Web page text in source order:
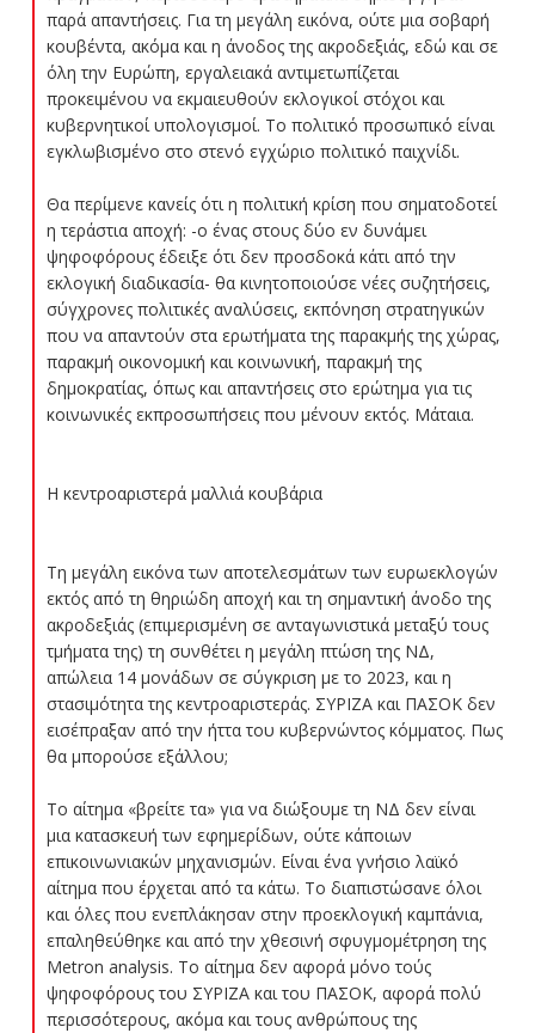
παρά απαντήσεις. Για τη μεγάλη εικόνα, ούτε μια σοβαρή
κουβέντα, ακόμα και η άνοδος της ακροδεξιάς, εδώ και σε
όλη την Ευρώπη, εργαλειακά αντιμετωπίζεται
προκειμένου να εκμαιευθούν εκλογικοί στόχοι και
κυβερνητικοί υπολογισμοί. Το πολιτικό προσωπικό είναι
εγκλωβισμένο στο στενό εγχώριο πολιτικό παιχνίδι.
Θα περίμενε κανείς ότι η πολιτική κρίση που σηματοδοτεί
η τεράστια αποχή: -ο ένας στους δύο εν δυνάμει
ψηφοφόρους έδειξε ότι δεν προσδοκά κάτι από την
εκλογική διαδικασία- θα κινητοποιούσε νέες συζητήσεις,
σύγχρονες πολιτικές αναλύσεις, εκπόνηση στρατηγικών
που να απαντούν στα ερωτήματα της παρακμής της χώρας,
παρακμή οικονομική και κοινωνική, παρακμή της
δημοκρατίας, όπως και απαντήσεις στο ερώτημα για τις
κοινωνικές εκπροσωπήσεις που μένουν εκτός. Μάταια.
Η κεντροαριστερά μαλλιά κουβάρια
Τη μεγάλη εικόνα των αποτελεσμάτων των ευρωεκλογών
εκτός από τη θηριώδη αποχή και τη σημαντική άνοδο της
ακροδεξιάς (επιμερισμένη σε ανταγωνιστικά μεταξύ τους
τμήματα της) τη συνθέτει η μεγάλη πτώση της ΝΔ,
απώλεια 14 μονάδων σε σύγκριση με το 2023, και η
στασιμότητα της κεντροαριστεράς. ΣΥΡΙΖΑ και ΠΑΣΟΚ δεν
εισέπραξαν από την ήττα του κυβερνώντος κόμματος. Πως
θα μπορούσε εξάλλου;
Το αίτημα «βρείτε τα» για να διώξουμε τη ΝΔ δεν είναι
μια κατασκευή των εφημερίδων, ούτε κάποιων
επικοινωνιακών μηχανισμών. Είναι ένα γνήσιο λαϊκό
αίτημα που έρχεται από τα κάτω. Το διαπιστώσανε όλοι
και όλες που ενεπλάκησαν στην προεκλογική καμπάνια,
επαληθεύθηκε και από την χθεσινή σφυγμομέτρηση της
Metron analysis. Το αίτημα δεν αφορά μόνο τούς
ψηφοφόρους του ΣΥΡΙΖΑ και του ΠΑΣΟΚ, αφορά πολύ
περισσότερους, ακόμα και τους ανθρώπους της